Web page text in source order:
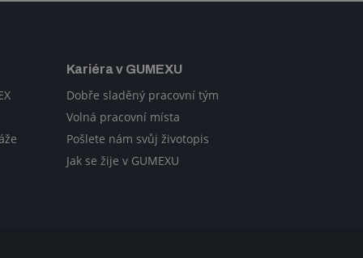
Kariéra v GUMEXU
Dobře sladěný pracovní tým
Volná pracovní místa
Pošlete nám svůj životopis
Jak se žije v GUMEXU